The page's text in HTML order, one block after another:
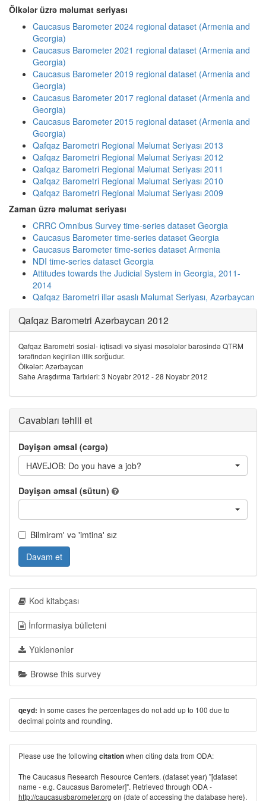
Ölkələr üzrə məlumat seriyası
Caucasus Barometer 2024 regional dataset (Armenia and
Georgia)
Caucasus Barometer 2021 regional dataset (Armenia and
Georgia)
Caucasus Barometer 2019 regional dataset (Armenia and
Georgia)
Caucasus Barometer 2017 regional dataset (Armenia and
Georgia)
Caucasus Barometer 2015 regional dataset (Armenia and
Georgia)
Qafqaz Barometri Regional Məlumat Seriyası 2013
Qafqaz Barometri Regional Məlumat Seriyası 2012
Qafqaz Barometri Regional Məlumat Seriyası 2011
Qafqaz Barometri Regional Məlumat Seriyası 2010
Qafqaz Barometri Regional Məlumat Seriyası 2009
Zaman üzrə məlumat seriyası
CRRC Omnibus Survey time-series dataset Georgia
Caucasus Barometer time-series dataset Georgia
Caucasus Barometer time-series dataset Armenia
NDI time-series dataset Georgia
Attitudes towards the Judicial System in Georgia, 2011-
2014
Qafqaz Barometri illər əsaslı Məlumat Seriyası, Azərbaycan
Qafqaz Barometri Azərbaycan 2012
Qafqaz Barometri sosial- iqtisadi və siyasi məsələlər barəsində QTRM
tərəfindən keçirilən illik sorğudur.
Ölkələr: Azərbaycan
Sahə Araşdırma Tarixləri: 3 Noyabr 2012 - 28 Noyabr 2012
Cavabları təhlil et
Dəyişən əmsal (cərgə)
HAVEJOB: Do you have a job?
Dəyişən əmsal (sütun)
Bilmirəm' və 'imtina' sız
Davam et
Kod kitabçası
İnformasiya bülleteni
Yüklənənlər
Browse this survey
qeyd: In some cases the percentages do not add up to 100 due to
decimal points and rounding.
Please use the following citationwhen citing data from ODA:
The Caucasus Research Resource Centers. (dataset year) "[dataset
name - e.g. Caucasus Barometer]". Retrieved through ODA -
http://caucasusbarometer.org on {date of accessing the database here}.